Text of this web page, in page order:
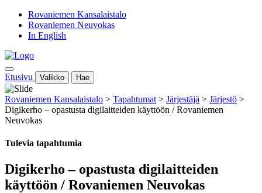
Rovaniemen Kansalaistalo
Rovaniemen Neuvokas
In English
Etusivu Valikko Hae
Rovaniemen Kansalaistalo > Tapahtumat > Järjestäjä > Järjestö >
Digikerho – opastusta digilaitteiden käyttöön / Rovaniemen
Neuvokas
Tulevia tapahtumia
Digikerho – opastusta digilaitteiden
käyttöön / Rovaniemen Neuvokas